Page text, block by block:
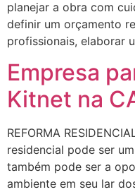
planejar a obra com
definir um orçamento
profissionais, elaborar
Empresa
Kitnet na
REFORMA
residencial pode ser
também pode ser a
ambiente em seu lar